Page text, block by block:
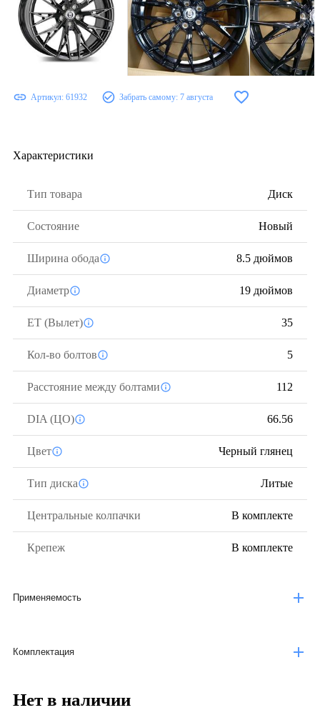
Артикул: 61932 Забрать самому: 7 августа
Характеристики
Тип товара Диск
Состояние Новый
Ширина обода 8.5 дюймов
Диаметр 19 дюймов
ЕТ (Вылет) 35
Кол-во болтов 5
Расстояние между болтами 112
DIA (ЦО) 66.56
Цвет Черный глянец
Тип диска Литые
Центральные колпачки В комплекте
Крепеж В комплекте
Применяемость
Комплектация
Нет в наличии